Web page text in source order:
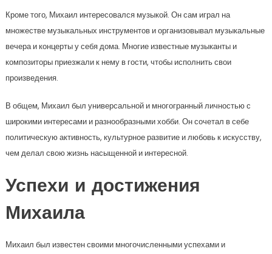
Кроме того, Михаил интересовался музыкой. Он сам играл на
множестве музыкальных инструментов и организовывал музыкальные
вечера и концерты у себя дома. Многие известные музыканты и
композиторы приезжали к нему в гости, чтобы исполнить свои
произведения.
В общем, Михаил был универсальной и многогранный личностью с
широкими интересами и разнообразными хобби. Он сочетал в себе
политическую активность, культурное развитие и любовь к искусству,
чем делал свою жизнь насыщенной и интересной.
Успехи и достижения
Михаила
Михаил был известен своими многочисленными успехами и